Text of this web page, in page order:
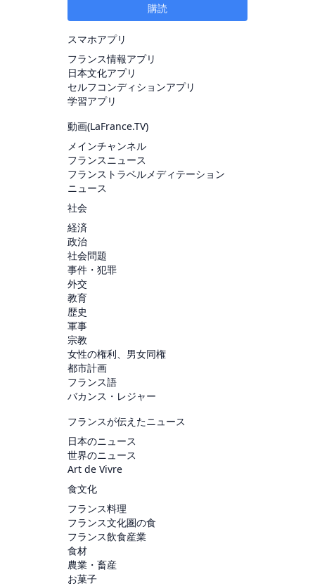
購読
スマホアプリ
フランス情報アプリ
日本文化アプリ
セルフコンディションアプリ
学習アプリ
動画(LaFrance.TV)
メインチャンネル
フランスニュース
フランストラベルメディテーション
ニュース
社会
経済
政治
社会問題
事件・犯罪
外交
教育
歴史
軍事
宗教
女性の権利、男女同権
都市計画
フランス語
バカンス・レジャー
フランスが伝えたニュース
日本のニュース
世界のニュース
Art de Vivre
食文化
フランス料理
フランス文化圏の食
フランス飲食産業
食材
農業・畜産
お菓子